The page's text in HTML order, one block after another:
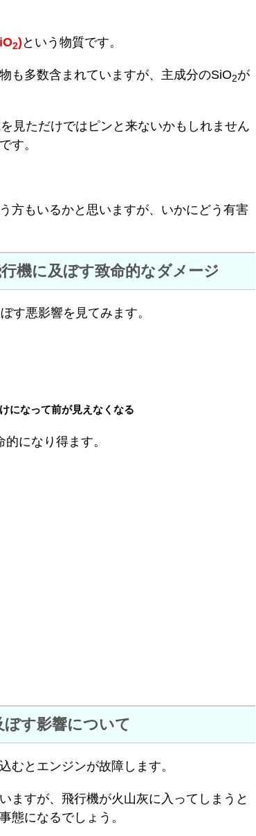
2) という物質です。
も多数含まれていますが、主成分のSiO2が
見ただけではピンと来ないかもしれません
す。
方もいるかと思いますが、いかにどう有害
機に及ぼす致命的なダメージ
す悪影響を見てみます。
になって前が見えなくなる
になり得ます。
す影響について
むとエンジンが故障します。
ますが、飛行機が火山灰に入ってしまうと
態になるでしょう。